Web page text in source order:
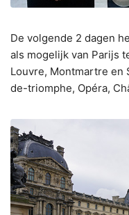
De volgende 2 dagen
als mogelijk van Parijs
Louvre, Montmartre en
de-triomphe, Opéra,